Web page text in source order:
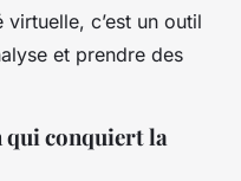
c’est un outil
et prendre des
qui conquiert la